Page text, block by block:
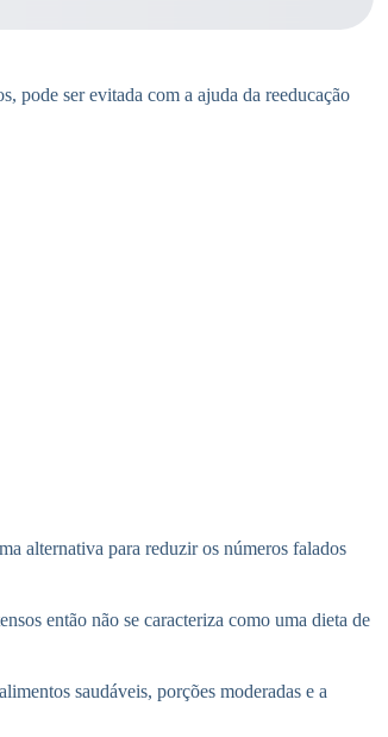
pode ser evitada com a ajuda da reeducação
alternativa para reduzir os números falados
então não se caracteriza como uma dieta de
saudáveis, porções moderadas e a